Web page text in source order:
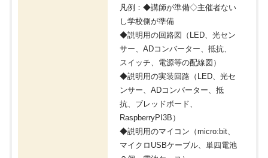
凡例：◆講師が準備◇主催者ない
し学校側が準備
◆説明用の回路図（LED、光セン
サー、ADコンバーター、抵抗、
スイッチ、電源等の配線図）
◆説明用の実装回路（LED、光セ
ンサー、ADコンバーター、抵
抗、ブレッドボード、
RaspberryPI3B）
◆説明用のマイコン（micro:bit、
マイクロUSBケーブル、単四電池